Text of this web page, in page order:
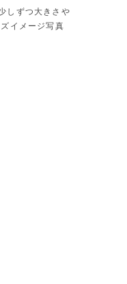
しずつ大きさや
イメージ写真